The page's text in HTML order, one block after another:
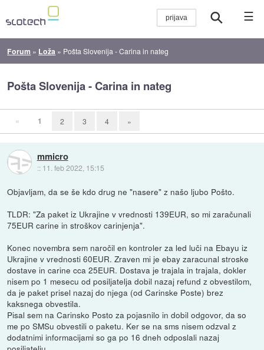
☰
Forum » Loža » Pošta Slovenija - Carina in nateg
Pošta Slovenija - Carina in nateg
« 1 2 3 4 »
mmicro
:: 11. feb 2022, 15:15
Objavljam, da se še kdo drug ne "nasere" z našo ljubo Pošto.
TLDR: "Za paket iz Ukrajine v vrednosti 139EUR, so mi zaračunali
75EUR carine in stroškov carinjenja".
Konec novembra sem naročil en kontroler za led luči na Ebayu iz
Ukrajine v vrednosti 60EUR. Zraven mi je ebay zaracunal stroske
dostave in carine cca 25EUR. Dostava je trajala in trajala, dokler
nisem po 1 mesecu od posiljatelja dobil nazaj refund z obvestilom,
da je paket prisel nazaj do njega (od Carinske Poste) brez
kaksnega obvestila.
Pisal sem na Carinsko Posto za pojasnilo in dobil odgovor, da so
me po SMSu obvestili o paketu. Ker se na sms nisem odzval z
dodatnimi informacijami so ga po 16 dneh odposlali nazaj